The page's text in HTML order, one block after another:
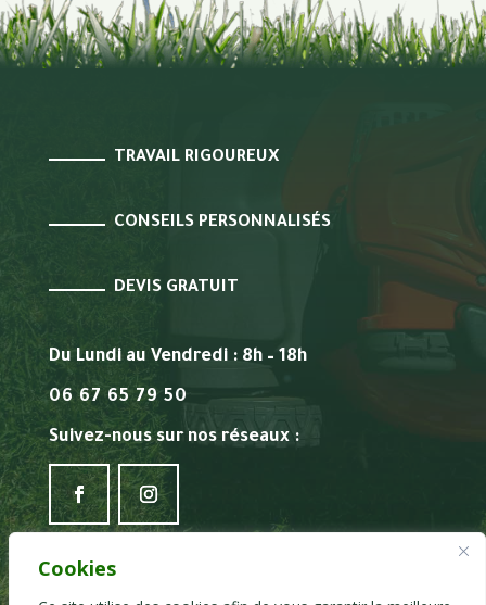
Cookies
TRAVAIL RIGOUREUX
CONSEILS PERSONNALISÉS
DEVIS GRATUIT
Du Lundi au Vendredi : 8h – 18h
06 67 65 79 50
Suivez-nous sur nos réseaux :
Mentions légales